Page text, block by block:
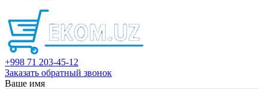
+998 71 203-45-12
Заказать обратный звонок
Ваше имя